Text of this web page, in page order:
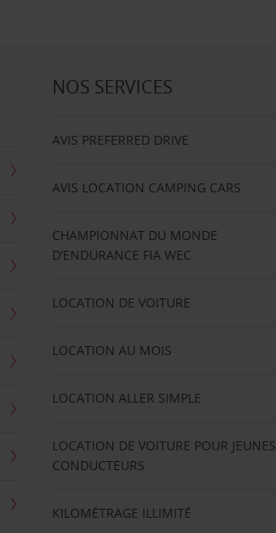
NOS SERVICES
AVIS PREFERRED DRIVE
AVIS LOCATION CAMPING CARS
CHAMPIONNAT DU MONDE
D’ENDURANCE FIA WEC
LOCATION DE VOITURE
LOCATION AU MOIS
LOCATION ALLER SIMPLE
LOCATION DE VOITURE POUR JEUNES
CONDUCTEURS
KILOMÉTRAGE ILLIMITÉ